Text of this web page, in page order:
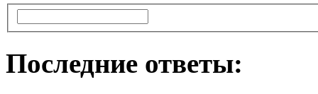
Последние ответы: